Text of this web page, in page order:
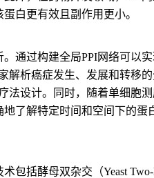
白更有效且副作用更小。
通过构建全局PPI网络可以
析癌症发生、发展和转移的
法设计。同时，随着单细胞
了解特定时间和空间下的蛋
包括酵母双杂交（Yeast